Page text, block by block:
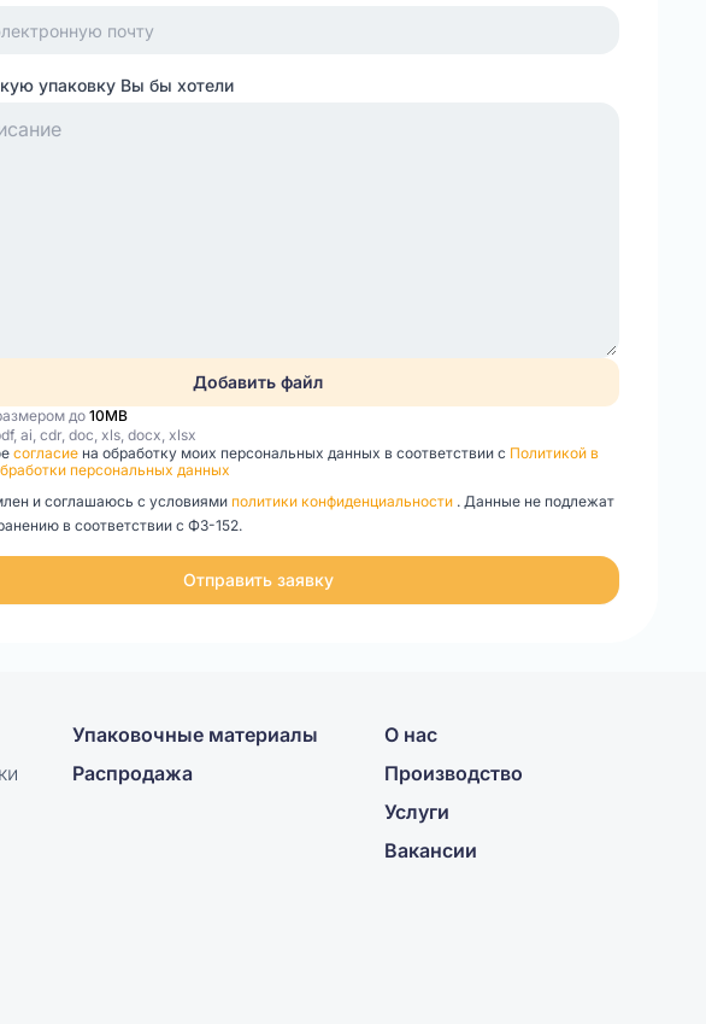
упаковку Вы бы хотели
Добавить файл
до10MB
ai, cdr, doc, xls, docx, xlsx
согласие на обработку моих персональных данных в соответствии с Политикой в
персональных данных
и соглашаюсь с условиями политики конфиденциальности . Данные не подлежат
в соответствии с ФЗ-152.
Отправить заявку
Упаковочные материалы
Распродажа
О нас
Производство
Услуги
Вакансии